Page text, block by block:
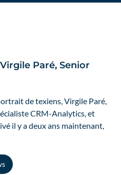
Paré, Senior
de texiens, Virgile Paré,
CRM-Analytics, et
il y a deux ans maintenant,